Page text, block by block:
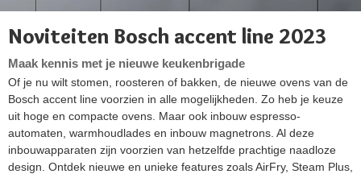
Noviteiten Bosch accent line 2023
Maak kennis met je nieuwe keukenbrigade
Of je nu wilt stomen, roosteren of bakken, de nieuwe ovens van de
Bosch accent line voorzien in alle mogelijkheden. Zo heb je keuze
uit hoge en compacte ovens. Maar ook inbouw espresso-
automaten, warmhoudlades en inbouw magnetrons. Al deze
inbouwapparaten zijn voorzien van hetzelfde prachtige naadloze
design. Ontdek nieuwe en unieke features zoals AirFry, Steam Plus,